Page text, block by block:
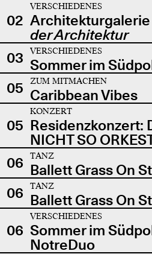
02
VERSCHIEDENES
Architekturgalerie
der Architektur
03
VERSCHIEDENES
Sommer im
05
ZUM MITMACHEN
Caribbean Vibes
05
KONZERT
Residenzkonzert:
NICHT SO
06
TANZ
Ballett Grass On
06
TANZ
Ballett Grass On
06
VERSCHIEDENES
Sommer im
NotreDuo